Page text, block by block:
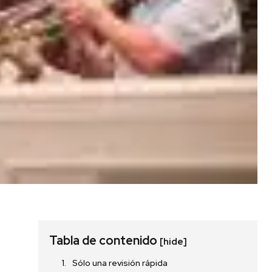
Tabla de contenido [hide]
Sólo una revisión rápida